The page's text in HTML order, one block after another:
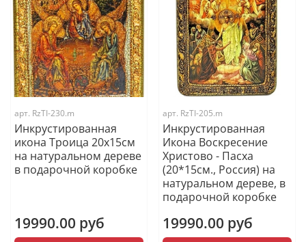
арт. RzTI-230.m
Инкрустированная
икона Троица 20х15см
на натуральном дереве
в подарочной коробке
19990.00 руб
арт. RzTI-205.m
Инкрустированная
Икона Воскресение
Христово - Пасха
(20*15см., Россия) на
натуральном дереве, в
подарочной коробке
19990.00 руб